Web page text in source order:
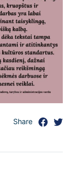
Share